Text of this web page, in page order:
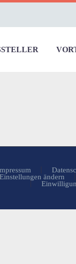
ändern